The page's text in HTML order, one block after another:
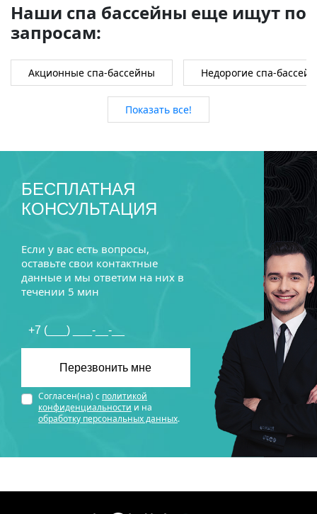
Наши спа бассейны еще ищут по
запросам:
Акционные спа-бассейны Недорогие спа-
Показать все!
БЕСПЛАТНАЯ
КОНСУЛЬТАЦИЯ
Если у вас есть вопросы,
оставьте свои контактные
данные и мы ответим на них в
течении 5 мин
Согласен(на) с политикой
конфиденциальности и на
обработку персональных данных.